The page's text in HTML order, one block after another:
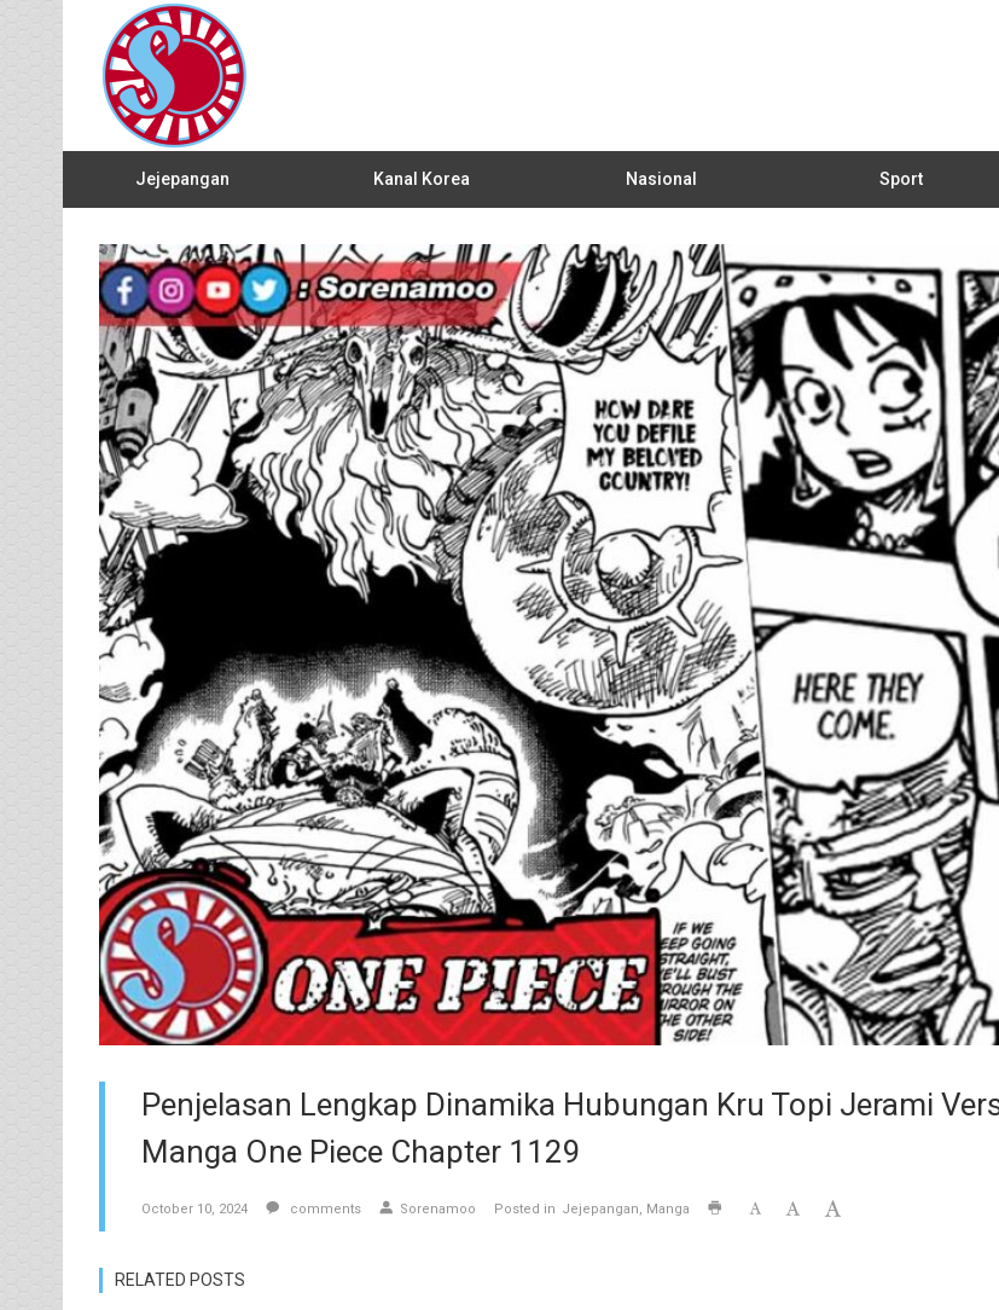
Jejepangan Kanal Korea Nasional Sport
Penjelasan Lengkap Dinamika Hubungan Kru Topi Jerami
Manga One Piece Chapter 1129
October 10, 2024 comments Sorenamoo Posted in Jejepangan Manga
RELATED POSTS